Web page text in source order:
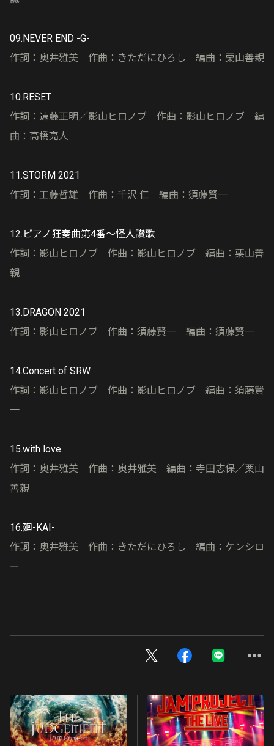
09.NEVER END -G-
作詞：奥井雅美 作曲：きただにひろし 編曲：栗山善親
10.RESET
作詞：遠藤正明／影山ヒロノブ 作曲：影山ヒロノブ 編
曲：高橋亮人
11.STORM 2021
作詞：工藤哲雄 作曲：千沢 仁 編曲：須藤賢一
12.ピアノ狂奏曲第4番〜怪人讃歌
作詞：影山ヒロノブ 作曲：影山ヒロノブ 編曲：栗山善
親
13.DRAGON 2021
作詞：影山ヒロノブ 作曲：須藤賢一 編曲：須藤賢一
14.Concert of SRW
作詞：影山ヒロノブ 作曲：影山ヒロノブ 編曲：須藤賢
一
15.with love
作詞：奥井雅美 作曲：奥井雅美 編曲：寺田志保／栗山
善親
16.廻-KAI-
作詞：奥井雅美 作曲：きただにひろし 編曲：ケンシロ
ー